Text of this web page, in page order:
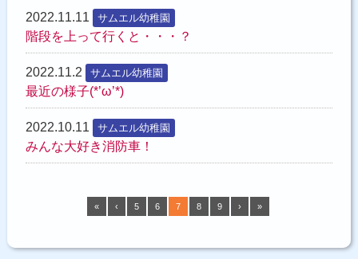
2022.11.11 サムエル幼稚園
階段を上って行くと・・・？
2022.11.2 サムエル幼稚園
最近の様子(*’ω’*)
2022.10.11 サムエル幼稚園
みんな大好き消防車！
« ‹ 5 6 7 8 9 › »